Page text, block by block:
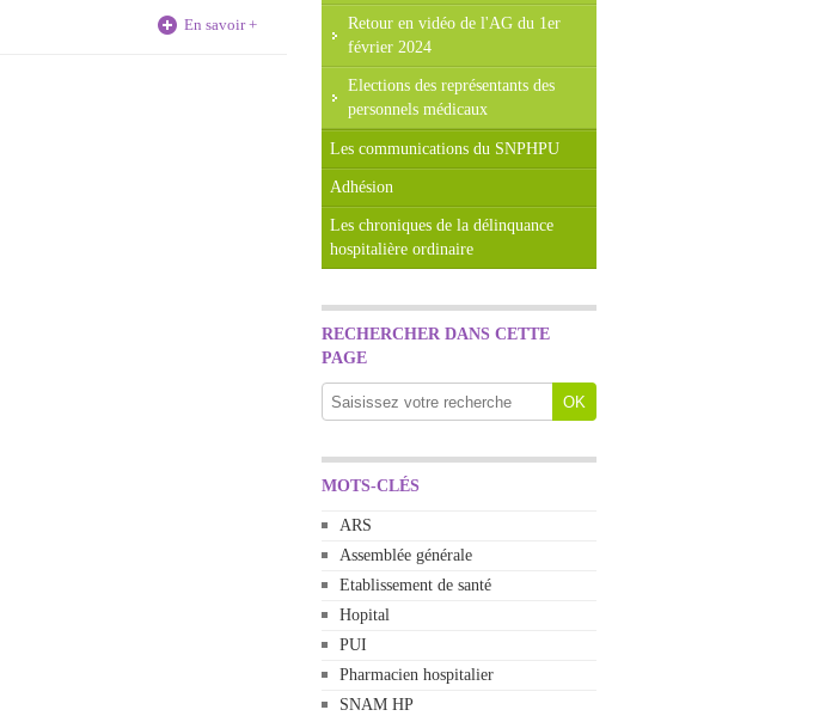
Retour en vidéo de l'AG du 1er
février 2024
Elections des représentants des
personnels médicaux
Les communications du SNPHPU
Adhésion
Les chroniques de la délinquance
hospitalière ordinaire
RECHERCHER DANS CETTE
PAGE
MOTS-CLÉS
ARS
Assemblée générale
Etablissement de santé
Hopital
PUI
Pharmacien hospitalier
SNAM HP
En savoir +